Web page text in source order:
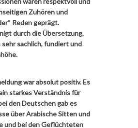
Zuhören und
Reden geprägt.
durch die Übersetzung,
sachlich, fundiert und
war absolut positiv. Es
starkes Verständnis für
den Deutschen gab es
über Arabische Sitten und
und bei den Geflüchteten